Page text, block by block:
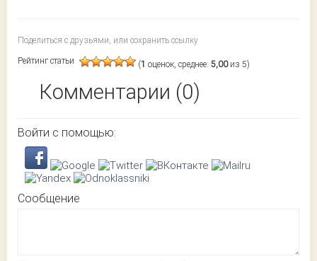
Поделиться с друзьями, или сохранить ссылку
Рейтинг статьи (1 оценок, среднее: 5,00из 5)
Комментарии (0)
Войти с помощью:
Сообщение